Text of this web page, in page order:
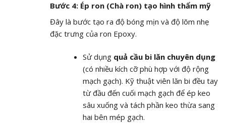
Bước 4: Ép ron (Chà ron) tạo hình thẩm mỹ
Đây là bước tạo ra độ bóng mịn và độ lõm nhẹ
đặc trưng của ron Epoxy.
Sử dụng quả cầu bi lăn chuyên dụng
(có nhiều kích cỡ phù hợp với độ rộng
mạch gạch). Kỹ thuật viên lăn bi đều tay
từ đầu đến cuối mạch gạch để ép keo
sâu xuống và tách phần keo thừa sang
hai bên mép gạch.